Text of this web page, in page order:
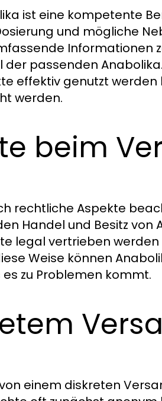
ist eine kompetente
und mögliche
Informationen
passenden
effektiv genutzt werden
werden.
beim
rechtliche Aspekte
Handel und Besitz von
legal vertrieben
Weise können
zu Problemen kommt.
einem diskreten